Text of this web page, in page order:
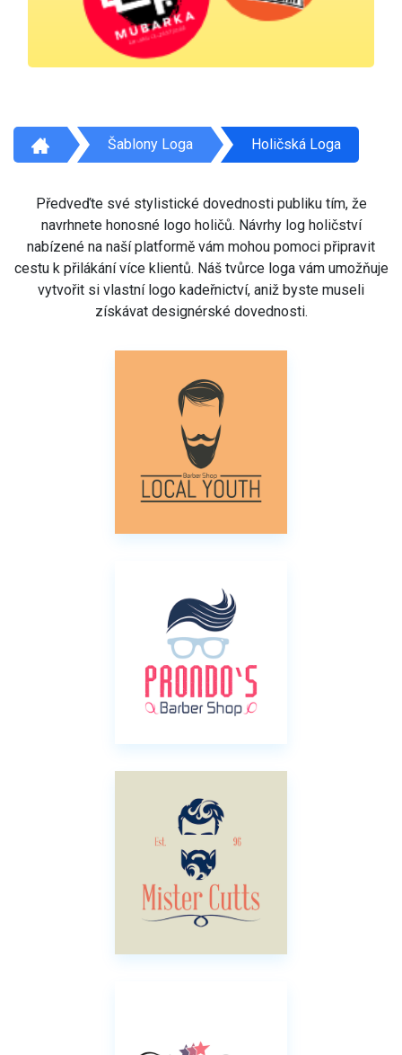
Šablony Loga Holičská Loga
Předveďte své stylistické dovednosti publiku tím, že
navrhnete honosné logo holičů. Návrhy log holičství
nabízené na naší platformě vám mohou pomoci připravit
cestu k přilákání více klientů. Náš tvůrce loga vám umožňuje
vytvořit si vlastní logo kadeřnictví, aniž byste museli
získávat designérské dovednosti.